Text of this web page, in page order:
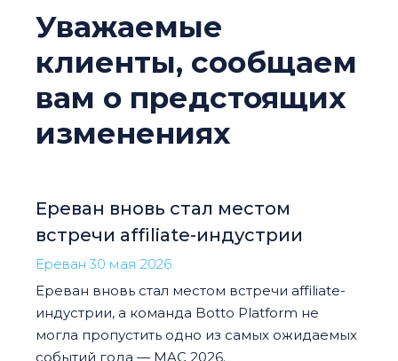
Уважаемые
клиенты, сообщаем
вам о предстоящих
изменениях
Ереван вновь стал местом
встречи affiliate-индустрии
Ереван 30 мая 2026
Ереван вновь стал местом встречи affiliate-
индустрии, а команда Botto Platform не
могла пропустить одно из самых ожидаемых
событий года — MAC 2026.